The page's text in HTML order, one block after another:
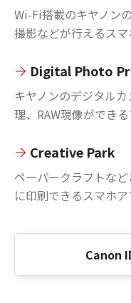
Wi-Fi搭載のキヤノン
撮影などが行えるスマ
Digital Photo
キヤノンのデジタル
理、RAW現像ができる
Creative Park
ペーパークラフトな
に印刷できるスマホア
Canon